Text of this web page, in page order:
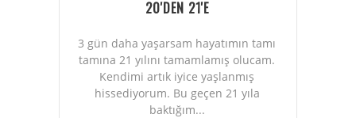
20'DEN 21'E
3 gün daha yaşarsam hayatımın tamı
tamına 21 yılını tamamlamış olucam.
Kendimi artık iyice yaşlanmış
hissediyorum. Bu geçen 21 yıla
baktığım...